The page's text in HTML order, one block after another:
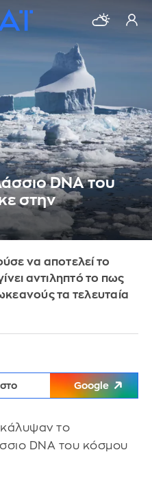
DNA του
στην
να αποτελεί το
αντιληπτό το πως
τα τελευταία
Google
το
DNA του κόσμου